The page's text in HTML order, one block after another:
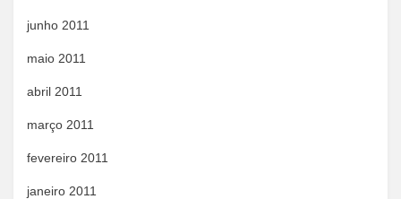
junho 2011
maio 2011
abril 2011
março 2011
fevereiro 2011
janeiro 2011